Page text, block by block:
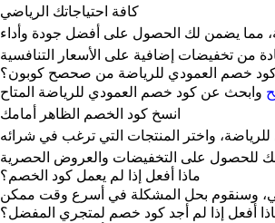
كافة احتياجاتك الرياضي
مما يضمن لك الحصول على أفضل جودة وأداء
تخفيضات إضافية على الأسعار التنافسية
كود خصم العمودي للرياضة من صحصح كوبون؟
وابحث عن كود خصم العمودي للرياضة المتاح
انسخ كود الخصم الظاهر أمامك
واختر المنتجات التي ترغب في شرائه
ماذا أفعل إذا لم يعمل كود الخصم؟
أفعل إذا لم أجد كود خصم لمتجري المفضل؟